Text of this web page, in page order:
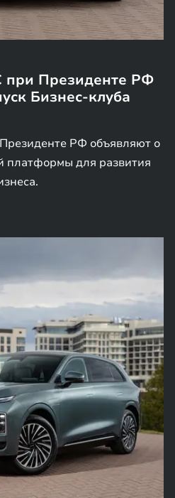
при Президенте РФ
Бизнес-клуба
РФ объявляют о
платформы для развития